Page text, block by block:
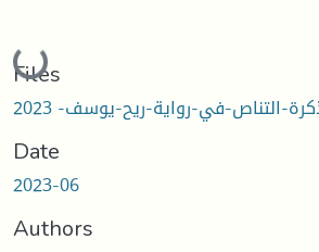
Loading...
Files
Date
2023-06
Authors